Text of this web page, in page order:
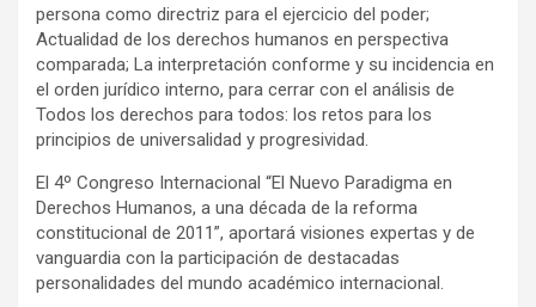
persona como directriz para el ejercicio del poder;
Actualidad de los derechos humanos en perspectiva
comparada; La interpretación conforme y su incidencia en
el orden jurídico interno, para cerrar con el análisis de
Todos los derechos para todos: los retos para los
principios de universalidad y progresividad.
El 4º Congreso Internacional “El Nuevo Paradigma en
Derechos Humanos, a una década de la reforma
constitucional de 2011”, aportará visiones expertas y de
vanguardia con la participación de destacadas
personalidades del mundo académico internacional.